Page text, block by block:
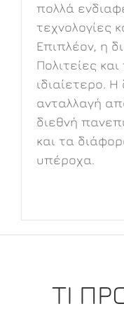
πολλά
τεχνολογίες
Επιπλέον, η
Πολιτείες
ιδιαίετερο. Η
ανταλλαγή
διεθνή
και τα
υπέροχα.
ΤΙ